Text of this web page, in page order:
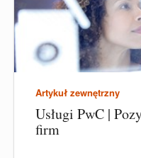
Artykuł zewnętrzny
Usługi PwC |
firm